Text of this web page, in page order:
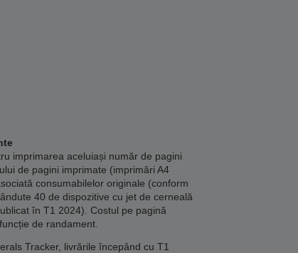
imprimarea aceluiași număr de pagini
de pagini imprimate (imprimări A4
consumabilelor originale (conform
40 de dispozitive cu jet de cerneală
în T1 2024). Costul pe pagină
de randament.
Tracker, livrările începând cu T1